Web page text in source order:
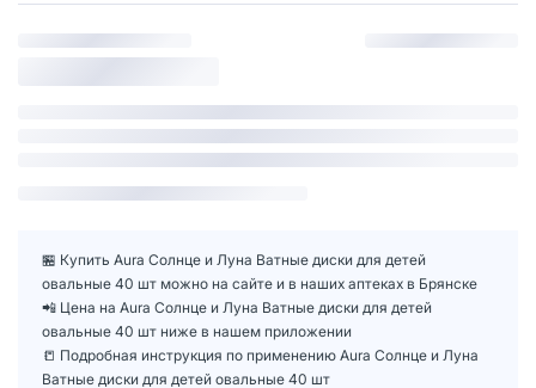
🏪 Купить Aura Солнце и Луна Ватные диски для детей
овальные 40 шт можно на сайте и в наших аптеках в Брянске
📲 Цена на Aura Солнце и Луна Ватные диски для детей
овальные 40 шт ниже в нашем приложении
📒 Подробная инструкция по применению Aura Солнце и Луна
Ватные диски для детей овальные 40 шт